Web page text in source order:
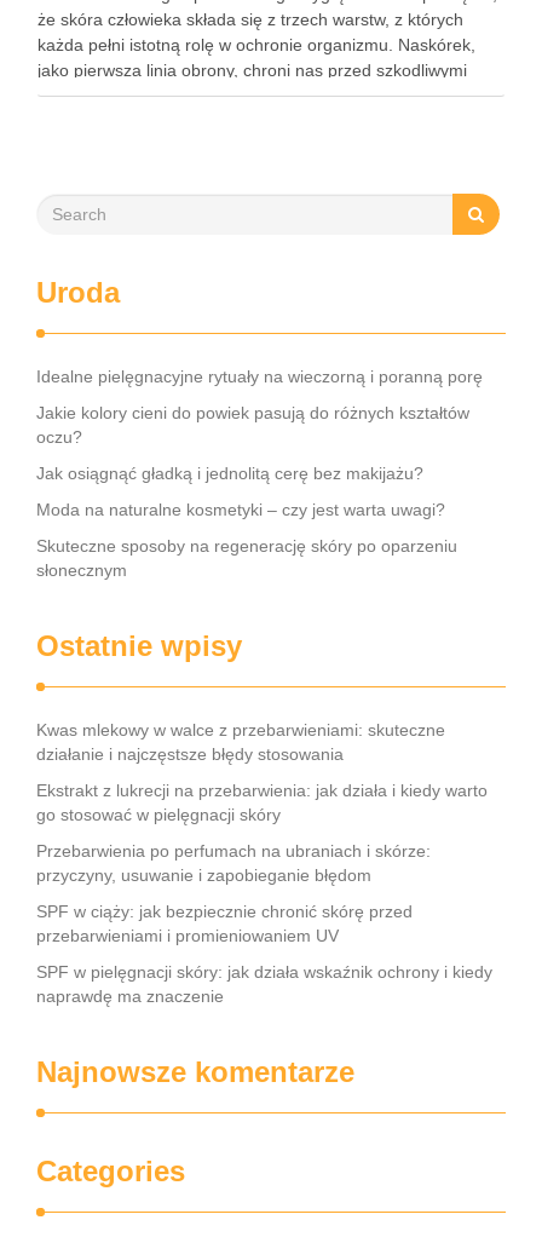
że skóra człowieka składa się z trzech warstw, z których
każda pełni istotną rolę w ochronie organizmu. Naskórek,
jako pierwsza linia obrony, chroni nas przed szkodliwymi
czynnikami zewnętrznymi, a nawilżająca skóra właściwa,
Uroda
Idealne pielęgnacyjne rytuały na wieczorną i poranną porę
Jakie kolory cieni do powiek pasują do różnych kształtów
oczu?
Jak osiągnąć gładką i jednolitą cerę bez makijażu?
Moda na naturalne kosmetyki – czy jest warta uwagi?
Skuteczne sposoby na regenerację skóry po oparzeniu
słonecznym
Ostatnie wpisy
Kwas mlekowy w walce z przebarwieniami: skuteczne
działanie i najczęstsze błędy stosowania
Ekstrakt z lukrecji na przebarwienia: jak działa i kiedy warto
go stosować w pielęgnacji skóry
Przebarwienia po perfumach na ubraniach i skórze:
przyczyny, usuwanie i zapobieganie błędom
SPF w ciąży: jak bezpiecznie chronić skórę przed
przebarwieniami i promieniowaniem UV
SPF w pielęgnacji skóry: jak działa wskaźnik ochrony i kiedy
naprawdę ma znaczenie
Najnowsze komentarze
Categories